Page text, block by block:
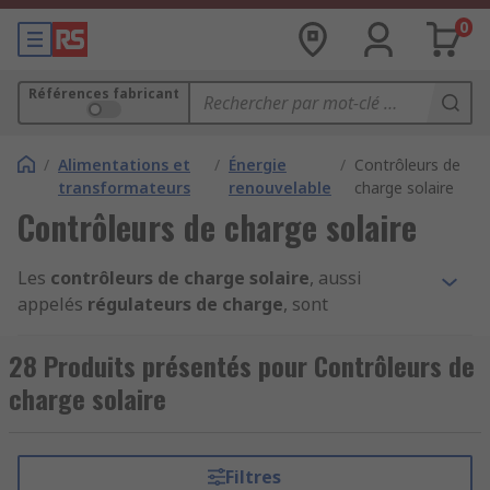
0
Références fabricant
/ Alimentations et
transformateurs
/ Énergie
renouvelable
/ Contrôleurs de
charge solaire
Contrôleurs de charge solaire
Les contrôleurs de charge solaire, aussi
appelés régulateurs de charge, sont
partir de l’énergie produite par votre panneau
solaire tout en la protégeant contre les
surtensions, la surcharge ou la décharge
sélection de régulateurs solaires adaptés à tous
28 Produits présentés pour Contrôleurs de
charge solaire
Filtres